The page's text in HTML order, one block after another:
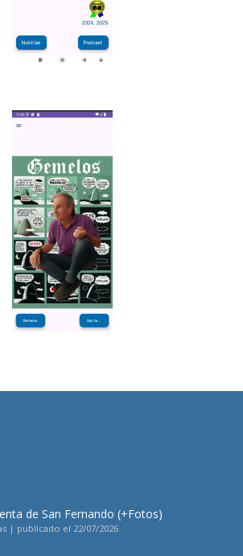
de San Fernando (+Fotos)
| publicado el 22/07/2026